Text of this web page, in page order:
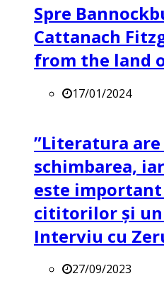
Spre
Cattanach
from the land
17/01/2024
”Literatura
schimbarea,
este
cititorilor și un
Interviu cu
27/09/2023